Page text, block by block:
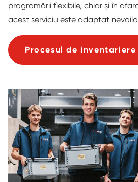
programării flexibile, chiar și în
acest serviciu este adaptat
Procesul de inventariere